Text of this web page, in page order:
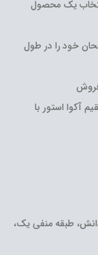
یک محصول
خود را در طول
استور با
طبقه منفی یک،